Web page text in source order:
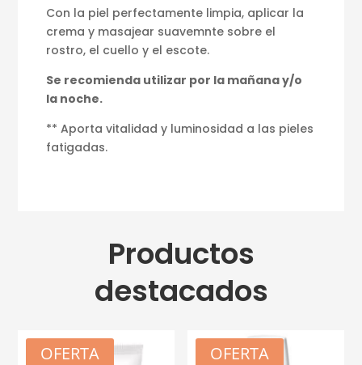
Con la piel perfectamente limpia, aplicar la
crema y masajear suavemnte sobre el
rostro, el cuello y el escote.
Se recomienda utilizar por la mañana y/o
la noche.
** Aporta vitalidad y luminosidad a las pieles
fatigadas.
Productos
destacados
OFERTA OFERTA